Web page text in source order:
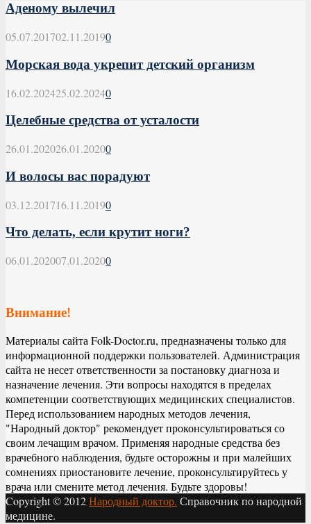
Аденому вылечил
05.07.201702.11.20190
Морская вода укрепит детский организм
16.02.202425.02.20240
Целебные средства от усталости
26.01.202026.01.20200
И волосы вас порадуют
03.12.201716.11.20190
Что делать, если крутит ноги?
06.01.202007.01.20200
Внимание!
Материалы сайта Folk-Doctor.ru, предназначены только для
информационной поддержки пользователей. Администрация
сайта не несет ответственности за постановку диагноза и
назначение лечения. Эти вопросы находятся в пределах
компетенции соответствующих медицинских специалистов.
Перед использованием народных методов лечения,
"Народный доктор" рекомендует проконсультироваться со
своим лечащим врачом. Применяя народные средства без
врачебного наблюдения, будьте осторожны и при малейших
сомнениях приостановите лечение, проконсультируйтесь у
врача или смените метод лечения. Будьте здоровы!
Copyright © 2012Народный доктор. Справочник по народной
медицине.